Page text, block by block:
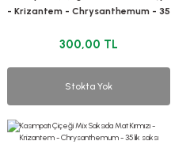
- Krizantem - Chrysanthemum - 35
300,00 TL
Stokta Yok